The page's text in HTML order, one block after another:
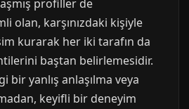
profiller de
olan, karşınızdaki kişiyle
kurarak her iki tarafın da
baştan belirlemesidir.
bir yanlış anlaşılma veya
keyifli bir deneyim